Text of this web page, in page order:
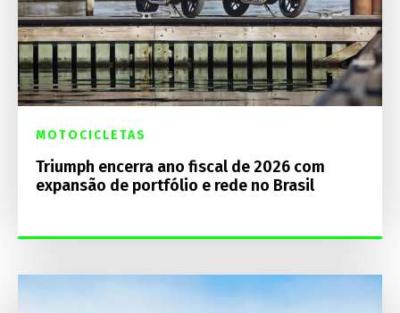
MOTOCICLETAS
Triumph encerra ano fiscal de 2026 com
expansão de portfólio e rede no Brasil